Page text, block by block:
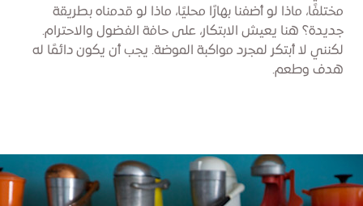
مختلفًا، ماذا لو أضفنا بهارًا محليًا، ماذا لو قدمناه بطريقة
جديدة؟ هنا يعيش الابتكار، على حافة الفضول والاحترام.
لكنني لا أبتكر لمجرد مواكبة الموضة. يجب أن يكون دائمًا له
هدف وطعم.